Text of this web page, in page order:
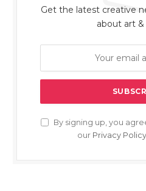
Get the latest creative
about art &
By signing up, you
our Privacy Policy